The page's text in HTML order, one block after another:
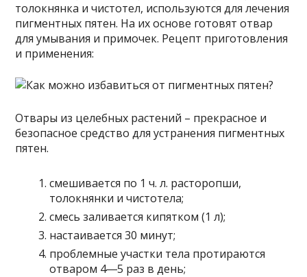
толокнянка и чистотел, используются для лечения
пигментных пятен. На их основе готовят отвар
для умывания и примочек. Рецепт приготовления
и применения:
Отвары из целебных растений – прекрасное и
безопасное средство для устранения пигментных
пятен.
смешивается по 1 ч. л. расторопши,
толокнянки и чистотела;
смесь заливается кипятком (1 л);
настаивается 30 минут;
проблемные участки тела протираются
отваром 4―5 раз в день;